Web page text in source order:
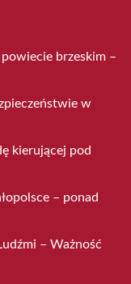
brzeskim –
w
kierującej pod
– ponad
– Ważność